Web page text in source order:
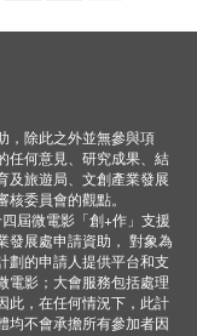
，除此之外並無參與項
任何意見、研究成果、結
及旅遊局、文創產業發展
委員會的觀點。
屆微電影「創+作」支援
發展處申請資助， 對象為
劃的申請人提供平台和支
電影；大會服務包括處理
此，在任何情況下，此計
均不會承擔所有參加者因